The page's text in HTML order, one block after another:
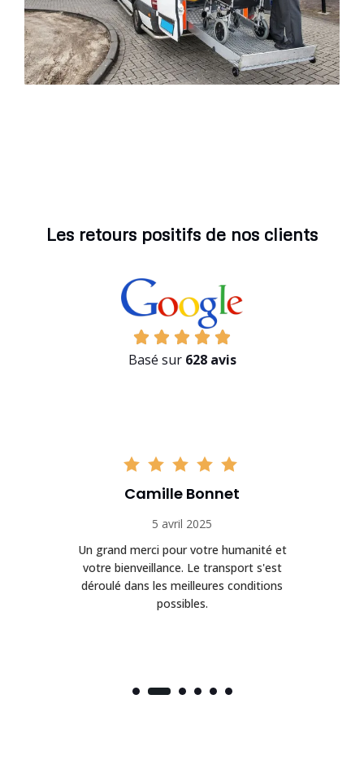
Les retours positifs de nos clients
Basé sur 628 avis
Camille Bonnet
5 avril 2025
Un grand merci pour votre humanité et
votre bienveillance. Le transport s'est
déroulé dans les meilleures conditions
possibles.